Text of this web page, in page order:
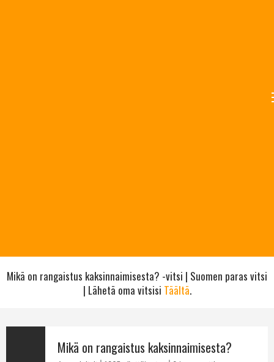
Mikä on rangaistus kaksinnaimisesta? -vitsi | Suomen paras vitsi
| Lähetä oma vitsisi Täältä.
Mikä on rangaistus kaksinnaimisesta?